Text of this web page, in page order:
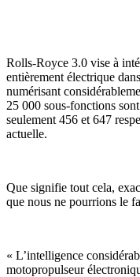
Rolls-Royce 3.0 vise à
entièrement électrique
numérisant
25 000 sous-fonctions
seulement 456 et 647
actuelle.
Que signifie tout cela,
que nous ne pourrions le
« L’intelligence
motopropulseur